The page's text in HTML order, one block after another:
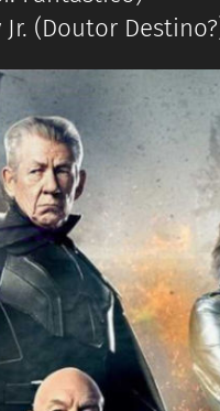
(Doutor